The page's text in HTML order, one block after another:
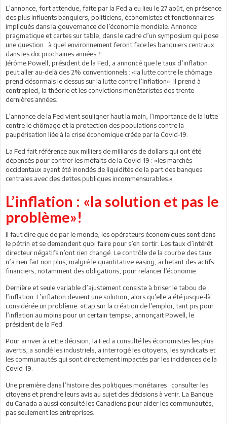
L’annonce, fort attendue, faite par la Fed a eu lieu le 27 août, en présence
des plus influents banquiers, politiciens, économistes et fonctionnaires
impliqués dans la gouvernance de l’économie mondiale. Annonce
pragmatique et cartes sur table, dans le cadre d’un symposium qui pose
une question : à quel environnement feront face les banquiers centraux
dans les dix prochaines années ?
Jérôme Powell, président de la Fed, a annoncé que le taux d’inflation
peut aller au-delà des 2% conventionnels : «la lutte contre le chômage
prend désormais le dessus sur la lutte contre l’inflation». Il prend à
contrepied, la théorie et les convictions monétaristes des trente
dernières années.
L’annonce de la Fed vient souligner haut la main, l’importance de la lutte
contre le chômage et la protection des populations contre la
paupérisation liée à la crise économique créée par la Covid-19.
La Fed fait référence aux milliers de milliards de dollars qui ont été
dépensés pour contrer les méfaits de la Covid-19 : «les marchés
occidentaux ayant été inondés de liquidités de la part des banques
centrales avec des dettes publiques incommensurables.»
L’inflation : «la solution et pas le
problème»!
Il faut dire que de par le monde, les opérateurs économiques sont dans
le pétrin et se demandent quoi faire pour s’en sortir. Les taux d’intérêt
directeur négatifs n’ont rien changé. Le contrôle de la courbe des taux
n’a rien fait non plus, malgré le quantitative easing, achetant des actifs
financiers, notamment des obligations, pour relancer l’économie.
Dernière et seule variable d’ajustement consiste à briser le tabou de
l’inflation. L’inflation devient une solution, alors qu’elle a été jusque-là
considérée un problème. «Cap sur la création de l’emploi, tant pis pour
l’inflation au moins pour un certain temps», annonçait Powell, le
président de la Fed.
Pour arriver à cette décision, la Fed a consulté les économistes les plus
avertis, a sondé les industriels, a interrogé les citoyens, les syndicats et
les communautés qui sont directement impactés par les incidences de la
Covid-19.
Une première dans l’histoire des politiques monétaires : consulter les
citoyens et prendre leurs avis au sujet des décisions à venir. La Banque
du Canada a aussi consulté les Canadiens pour aider les communautés,
pas seulement les entreprises.